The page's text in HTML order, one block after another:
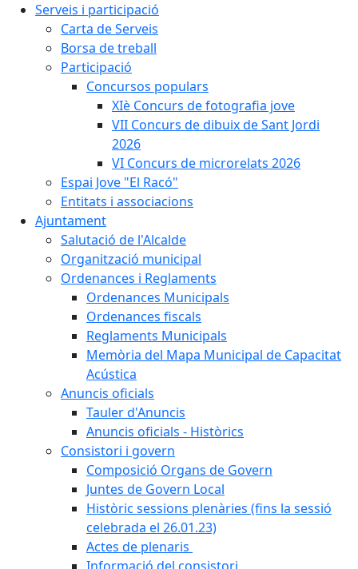
Serveis i participació
Carta de Serveis
Borsa de treball
Participació
Concursos populars
XIè Concurs de fotografia jove
VII Concurs de dibuix de Sant Jordi
2026
VI Concurs de microrelats 2026
Espai Jove "El Racó"
Entitats i associacions
Ajuntament
Salutació de l'Alcalde
Organització municipal
Ordenances i Reglaments
Ordenances Municipals
Ordenances fiscals
Reglaments Municipals
Memòria del Mapa Municipal de Capacitat
Acústica
Anuncis oficials
Tauler d'Anuncis
Anuncis oficials - Històrics
Consistori i govern
Composició Organs de Govern
Juntes de Govern Local
Històric sessions plenàries (fins la sessió
celebrada el 26.01.23)
Actes de plenaris